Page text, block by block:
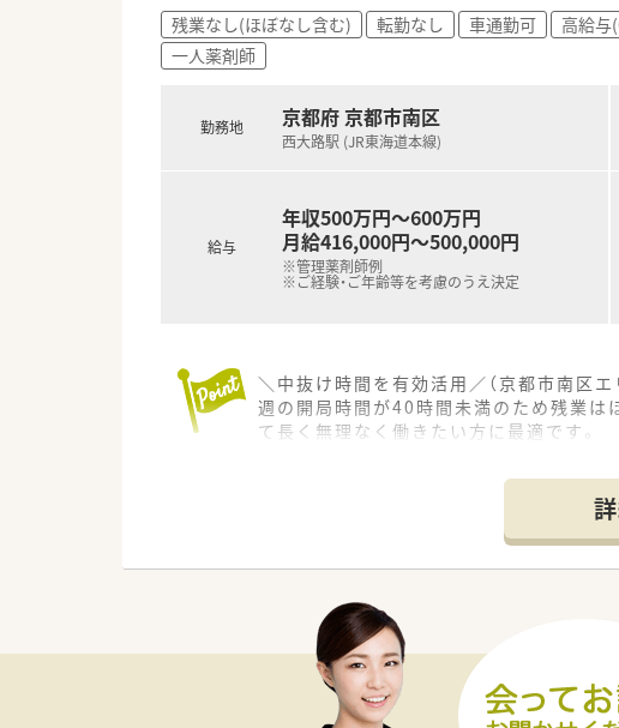
残業なし(ほぼなし含む) 転勤なし 車通勤可 高給与
一人薬剤師
勤務地 京都府 京都市南区
西大路駅 (JR東海道本線)
給与
年収500万円～600万円
月給416,000円～500,000円
※管理薬剤師例
※ご経験・ご年齢等を考慮のうえ決定
＼中抜け時間を有効活用／（京都市南区エ
週の開局時間が40時間未満のため残業は
て長く無理なく働きたい方に最適です。
■最寄り駅である西大路駅から徒歩14分
■門前の医院から主に内科の処方箋を1
■こちらの店舗では現在、在宅業務の対
【募集背景と求める人物像について】
■今回の募集は欠員補充を目的としてお
■管理薬剤師としての実務経験がない方
■地域密着型の薬局で近隣の患者様との